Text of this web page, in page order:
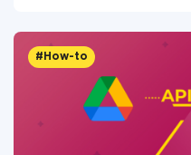
#How-to